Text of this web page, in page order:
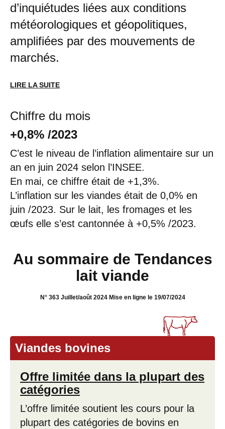
d’inquiétudes liées aux conditions
météorologiques et géopolitiques,
amplifiées par des mouvements de
marchés.
LIRE LA SUITE
Chiffre du mois
+0,8% /2023
C’est le niveau de l’inflation alimentaire sur un
an en juin 2024 selon l’INSEE.
En mai, ce chiffre était de +1,3%.
L’inflation sur les viandes était de 0,0% en
juin /2023. Sur le lait, les fromages et les
œufs elle s’est cantonnée à +0,5% /2023.
Au sommaire de Tendances
lait viande
N° 363 Juillet/août 2024 Mise en ligne le 19/07/2024
Viandes bovines
Offre limitée dans la plupart des
catégories
L’offre limitée soutient les cours pour la
plupart des catégories de bovins en